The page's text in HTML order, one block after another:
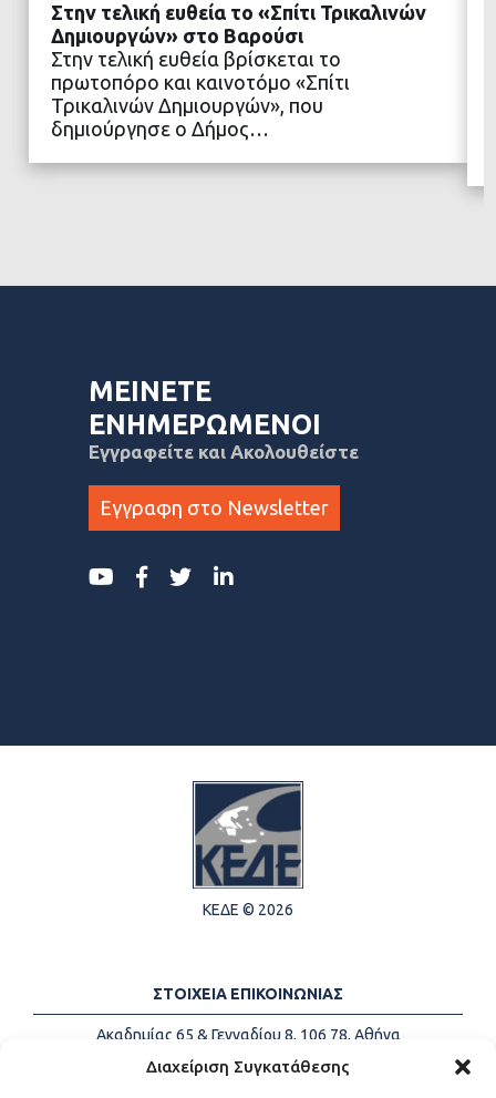
Διαχείριση Συγκατάθεσης
ΔΙΑΒΑΣΤΕ ΠΕΡΙΣΣΟΤΕΡΑ
Στην τελική ευθεία το «Σπίτι Τρικαλινών
Δημιουργών» στο Βαρούσι
Στην τελική ευθεία βρίσκεται το
πρωτοπόρο και καινοτόμο «Σπίτι
Τρικαλινών Δημιουργών», που
δημιούργησε ο Δήμος…
ΜΕΙΝΕΤΕ
ΕΝΗΜΕΡΩΜΕΝΟΙ
Εγγραφείτε και Ακολουθείστε
Εγγραφη στο Newsletter
ΚΕΔΕ © 2026
ΣΤΟΙΧΕΙΑ ΕΠΙΚΟΙΝΩΝΙΑΣ
Ακαδημίας 65 & Γενναδίου 8, 106 78, Αθήνα
Τηλέφωνα:
+30 213-2147500
Email:
info@kede.gr